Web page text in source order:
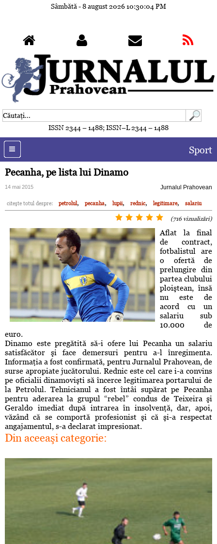
Sâmbătă - 8 august 202610:30:07 PM
ISSN 2344 – 1488; ISSN–L 2344 – 1488
Sport
Pecanha, pe lista lui Dinamo
14 mai 2015 Jurnalul Prahovean
citeşte totul despre: petrolul, pecanha, lupii, rednic, legitimare, salariu
(716 vizualizări)
Aflat la final
de contract,
fotbalistul are
o ofertă de
prelungire din
partea clubului
ploiştean, însă
nu este de
acord cu un
salariu sub
10.000 de
euro.
Dinamo este pregătită să-i ofere lui Pecanha un salariu
satisfăcător şi face demersuri pentru a-l înregimenta.
Informaţia a fost confirmată, pentru Jurnalul Prahovean, de
surse apropiate jucătorului. Rednic este cel care i-a convins
pe oficialii dinamovişti să încerce legitimarea portarului de
la Petrolul. Tehnicianul a fost întâi supărat pe Pecanha
pentru aderarea la grupul “rebel” condus de Teixeira şi
Geraldo imediat după intrarea în insolvenţă, dar, apoi,
văzând că se comportă profesionist şi că şi-a respectat
angajamentul, s-a declarat impresionat.
Din aceeaşi categorie: